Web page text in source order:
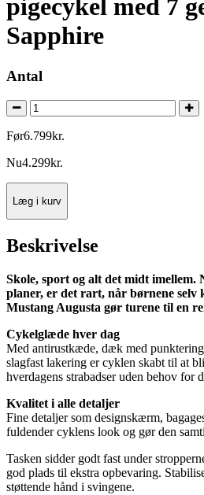
pigecykel med 7
Sapphire
Antal
Før6.799kr.
Nu4.299kr.
Læg i kurv
Beskrivelse
Skole, sport og alt det midt imellem.
planer, er det rart, når børnene selv
Mustang Augusta gør turene til en
Cykelglæde hver dag
Med antirustkæde, dæk med
slagfast lakering er cyklen skabt til at
hverdagens strabadser uden behov for
Kvalitet i alle detaljer
Fine detaljer som designskærm,
fuldender cyklens look og gør den
Tasken sidder godt fast under
god plads til ekstra opbevaring.
støttende hånd i svingene.